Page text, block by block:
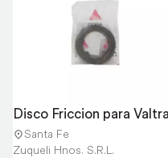
Disco Friccion para Valtra
Santa Fe
Zuqueli Hnos. S.R.L.